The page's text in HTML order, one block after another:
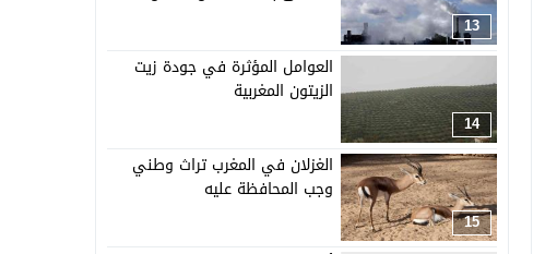
13
14
العوامل المؤثرة في جودة زيت
الزيتون المغربية
15
الغزلان في المغرب تراث وطني
وجب المحافظة عليه